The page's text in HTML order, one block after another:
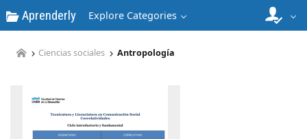
Aprenderly Explore Categories
Ciencias sociales Antropología